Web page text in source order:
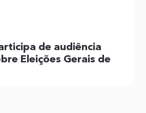
de audiência
Eleições Gerais de